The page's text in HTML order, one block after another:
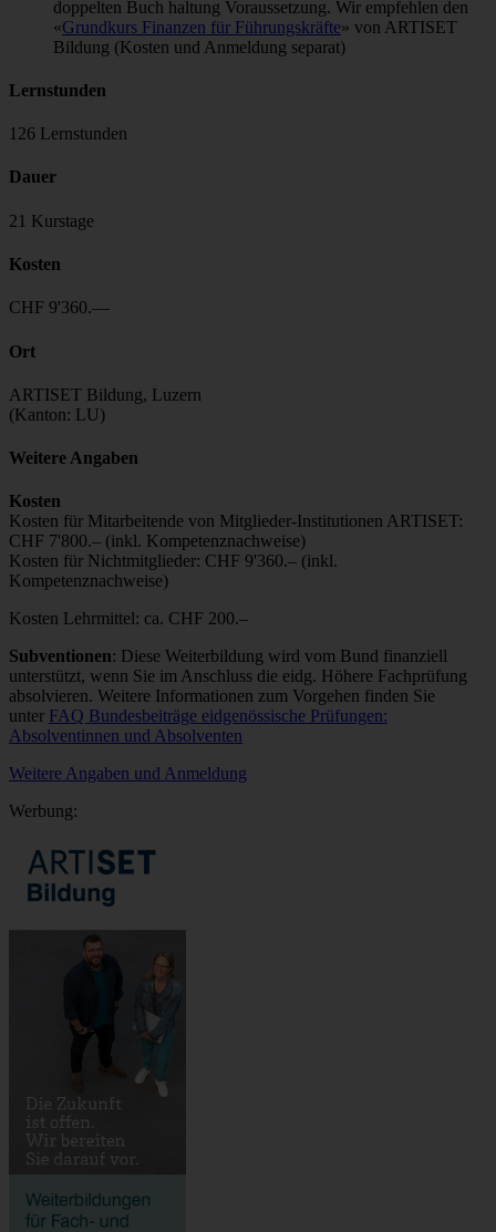
doppelten Buch haltung Voraussetzung. Wir empfehlen den
«Grundkurs Finanzen für Führungskräfte» von ARTISET
Bildung (Kosten und Anmeldung separat)
Lernstunden
126 Lernstunden
Dauer
21 Kurstage
Kosten
CHF 9'360.—
Ort
ARTISET Bildung, Luzern
(Kanton: LU)
Weitere Angaben
Kosten
Kosten für Mitarbeitende von Mitglieder-Institutionen ARTISET:
CHF 7'800.– (inkl. Kompetenznachweise)
Kosten für Nichtmitglieder: CHF 9'360.– (inkl.
Kompetenznachweise)
Kosten Lehrmittel: ca. CHF 200.–
Subventionen: Diese Weiterbildung wird vom Bund finanziell
unterstützt, wenn Sie im Anschluss die eidg. Höhere Fachprüfung
absolvieren. Weitere Informationen zum Vorgehen finden Sie
unter FAQ Bundesbeiträge eidgenössische Prüfungen:
Absolventinnen und Absolventen
Weitere Angaben und Anmeldung
Werbung: